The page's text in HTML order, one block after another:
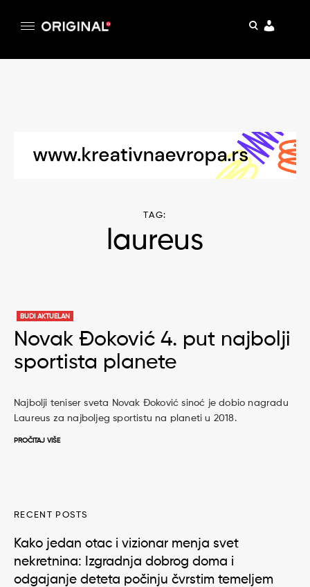
pretraga
TAG:
laureus
BUDI AKTUELAN
Novak Đoković 4. put najbolji
sportista planete
Najbolji teniser sveta Novak Đoković sinoć je dobio nagradu
Laureus za najboljeg sportistu na planeti u 2018.
PROČITAJ VIŠE
RECENT POSTS
Kako jedan otac i vizionar menja svet
nekretnina: Izgradnja dobrog doma i
odgajanje deteta počinju čvrstim temeljem